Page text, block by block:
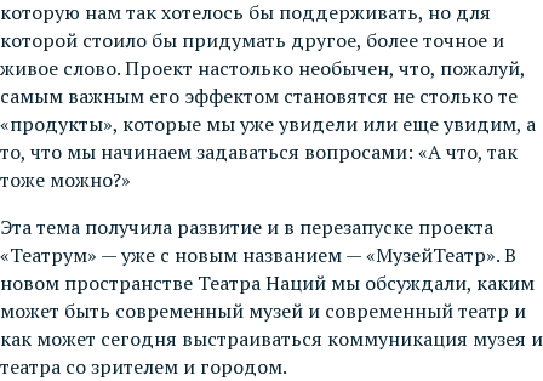
которую нам так хотелось бы поддерживать, но для
которой стоило бы придумать другое, более точное и
живое слово. Проект настолько необычен, что, пожалуй,
самым важным его эффектом становятся не столько те
«продукты», которые мы уже увидели или еще увидим, а
то, что мы начинаем задаваться вопросами: «А что, так
тоже можно?»
Эта тема получила развитие и в перезапуске проекта
«Театрум» — уже с новым названием — «МузейТеатр». В
новом пространстве Театра Наций мы обсуждали, каким
может быть современный музей и современный театр и
как может сегодня выстраиваться коммуникация музея и
театра со зрителем и городом.